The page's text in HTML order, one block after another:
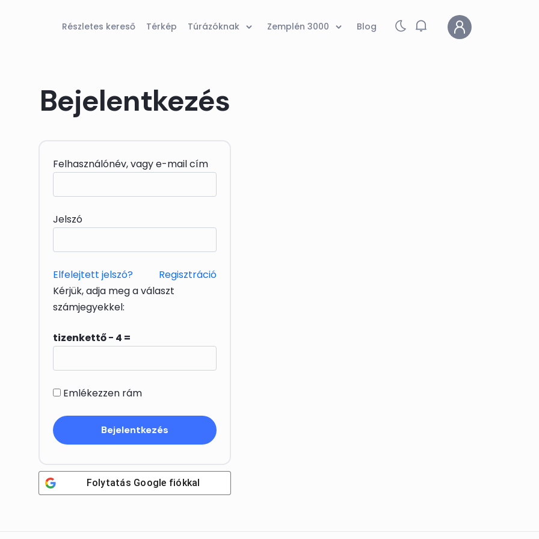
Részletes kereső Térkép Túrázóknak Zemplén 3000 Blog
Bejelentkezés
Felhasználónév, vagy e-mail cím
Jelszó
Elfelejtett jelszó?
Regisztráció
Kérjük, adja meg a választ
számjegyekkel:
tizenkettő − 4 =
Emlékezzen rám
Folytatás Google fiókkal